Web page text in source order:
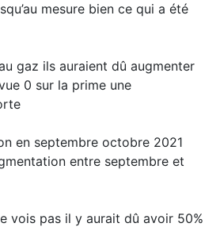
mesure bien ce qui a été
gaz ils auraient dû augmenter
0 sur la prime une
en septembre octobre 2021
entre septembre et
vois pas il y aurait dû avoir 50%